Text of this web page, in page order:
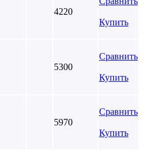
4220
Купить
5300
Сравнить
Купить
5970
Сравнить
Купить